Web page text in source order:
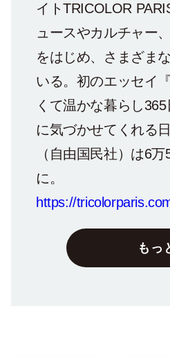
イトTRICOLOR
ュースやカルチャー
をはじめ、さまざま
いる。初のエッセイ
くて温かな暮らし
に気づかせてくれる
（自由国民社）は6
に。
https://
もっ